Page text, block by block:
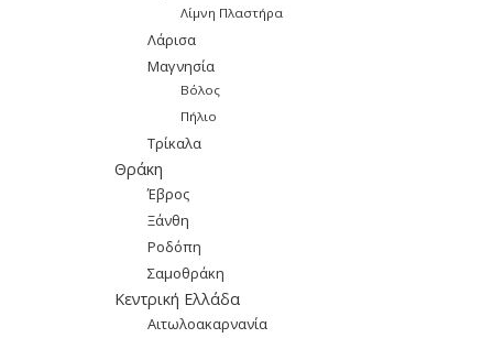
Λίμνη Πλαστήρα
Λάρισα
Μαγνησία
Βόλος
Πήλιο
Τρίκαλα
Θράκη
Έβρος
Ξάνθη
Ροδόπη
Σαμοθράκη
Κεντρική Ελλάδα
Αιτωλοακαρνανία